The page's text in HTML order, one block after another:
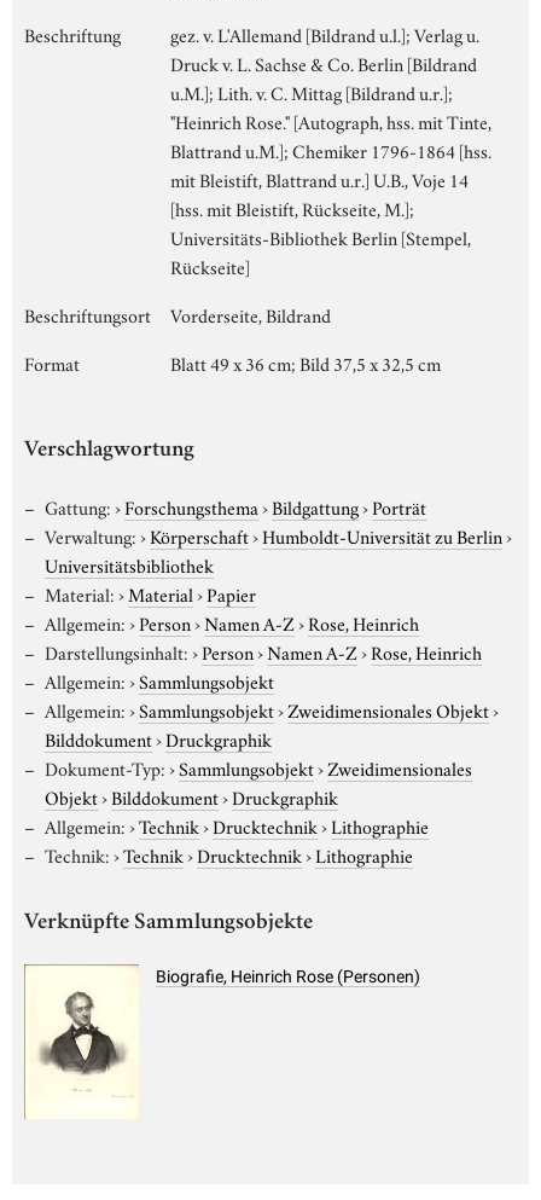
Beschriftung
gez. v. L'Allemand [Bildrand u.l.]; Verlag u.
Druck v. L. Sachse & Co. Berlin [Bildrand
u.M.]; Lith. v. C. Mittag [Bildrand u.r.];
"Heinrich Rose." [Autograph, hss. mit Tinte,
Blattrand u.M.]; Chemiker 1796-1864 [hss.
mit Bleistift, Blattrand u.r.] U.B., Voje 14
[hss. mit Bleistift, Rückseite, M.];
Universitäts-Bibliothek Berlin [Stempel,
Rückseite]
Beschriftungsort
Vorderseite, Bildrand
Format
Blatt 49 x 36 cm; Bild 37,5 x 32,5 cm
Verschlagwortung
Gattung:›Forschungsthema›Bildgattung›Porträt
Verwaltung:›Körperschaft›Humboldt-Universität zu Berlin›
Universitätsbibliothek
Material:›Material›Papier
Allgemein:›Person›Namen A-Z›Rose, Heinrich
Darstellungsinhalt:›Person›Namen A-Z›Rose, Heinrich
Allgemein:›Sammlungsobjekt
Allgemein:›Sammlungsobjekt›Zweidimensionales Objekt›
Bilddokument›Druckgraphik
Dokument-Typ:›Sammlungsobjekt›Zweidimensionales
Objekt›Bilddokument›Druckgraphik
Allgemein:›Technik›Drucktechnik›Lithographie
Technik:›Technik›Drucktechnik›Lithographie
Verknüpfte Sammlungsobjekte
Biografie, Heinrich Rose (Personen)